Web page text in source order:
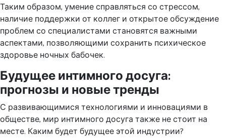
Таким образом, умение справляться со стрессом,
наличие поддержки от коллег и открытое обсуждение
проблем со специалистами становятся важными
аспектами, позволяющими сохранить психическое
здоровье ночных бабочек.
Будущее интимного досуга:
прогнозы и новые тренды
С развивающимися технологиями и инновациями в
обществе, мир интимного досуга также не стоит на
месте. Каким будет будущее этой индустрии?